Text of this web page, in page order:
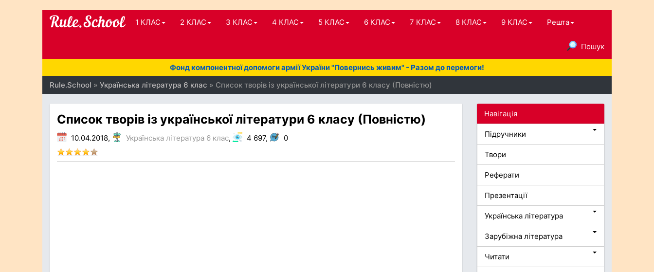
1 КЛАС 2 КЛАС 3 КЛАС 4 КЛАС 5 КЛАС 6 КЛАС 7 КЛАС 8 КЛАС 9 КЛАС Решта
Пошук
Фонд компонентної допомоги армії України "Повернись живим" - Разом до перемоги!
Rule.School » Українська література 6 клас » Список творів із української літератури 6 класу (Повністю)
Список творів із української літератури 6 класу (Повністю)
10.04.2018, Українська література 6 клас, 4 697, 0
Навігація
Підручники
Твори
Реферати
Презентації
Українська література
Зарубіжна література
Читати